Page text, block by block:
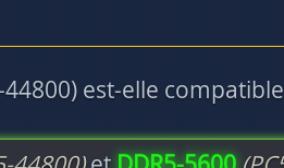
44800) est-elle